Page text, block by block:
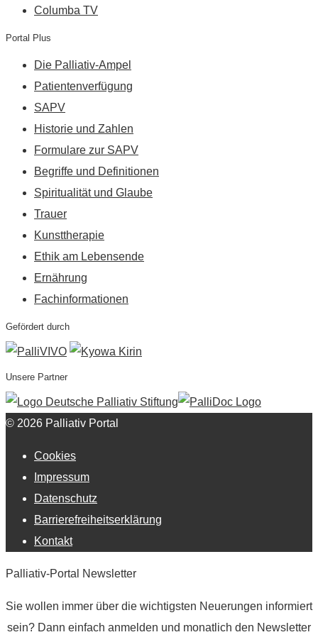
Columba TV
Portal Plus
Die Palliativ-Ampel
Patientenverfügung
SAPV
Historie und Zahlen
Formulare zur SAPV
Begriffe und Definitionen
Spiritualität und Glaube
Trauer
Kunsttherapie
Ethik am Lebensende
Ernährung
Fachinformationen
Gefördert durch
Unsere Partner
© 2026 Palliativ Portal
Cookies
Impressum
Datenschutz
Barrierefreiheitserklärung
Kontakt
Palliativ-Portal Newsletter
Sie wollen immer über die wichtigsten Neuerungen informiert
sein? Dann einfach anmelden und monatlich den Newsletter